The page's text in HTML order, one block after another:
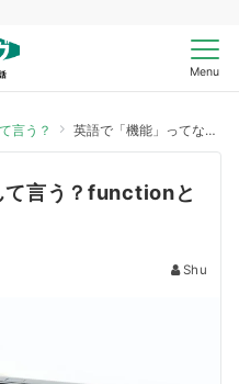
Menu
言う？ 英語で「機能」ってなんて言う？functionとfeatureの違いを解説！
て言う？functionと
Shu